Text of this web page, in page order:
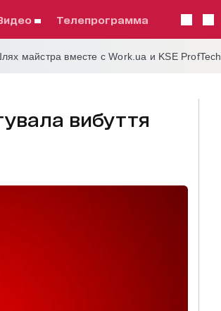
видео телепрограмма
майстра вместе с Work.ua и KSE ProfTech
вибуття